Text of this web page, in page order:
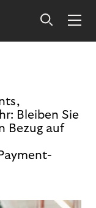
Bleiben Sie
Bezug auf